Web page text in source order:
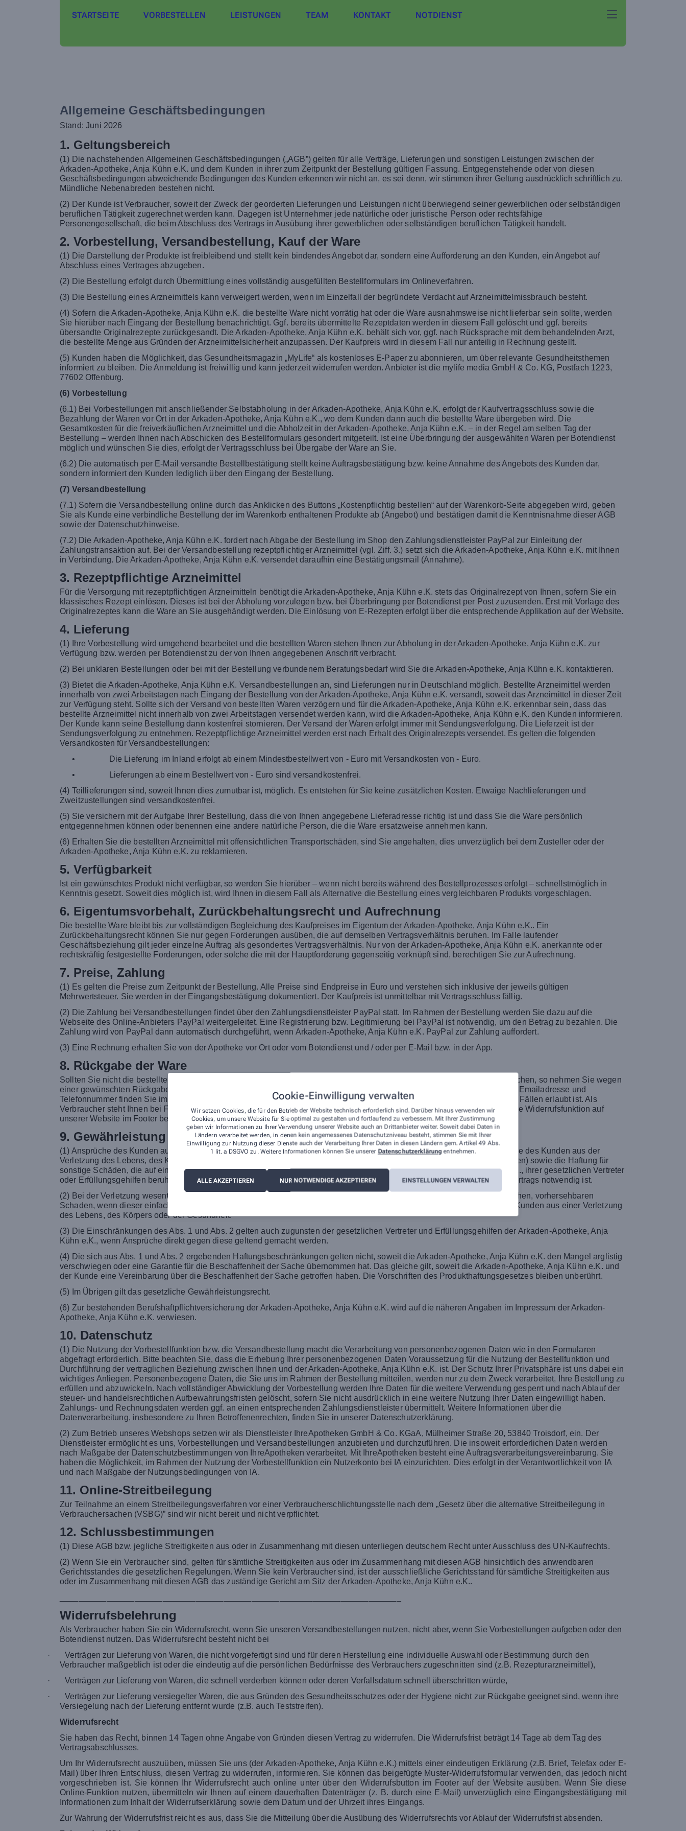
Cookie-Einwilligung verwalten
Wir setzen Cookies, die für den Betrieb der Website technisch erforderlich sind. Darüber hinaus verwenden wir
Cookies, um unsere Website für Sie optimal zu gestalten und fortlaufend zu verbessern. Mit Ihrer Zustimmung
geben wir Informationen zu Ihrer Verwendung unserer Website auch an Drittanbieter weiter. Soweit dabei Daten in
Ländern verarbeitet werden, in denen kein angemessenes Datenschutzniveau besteht, stimmen Sie mit Ihrer
Einwilligung zur Nutzung dieser Dienste auch der Verarbeitung Ihrer Daten in diesen Ländern gem. Artikel 49 Abs.
1 lit. a DSGVO zu. Weitere Informationen können Sie unserer Datenschutzerklärungentnehmen.
ALLE AKZEPTIEREN NUR NOTWENDIGE AKZEPTIEREN EINSTELLUNGEN VERWALTEN
STARTSEITE VORBESTELLEN LEISTUNGEN TEAM KONTAKT NOTDIENST
Allgemeine Geschäftsbedingungen
Stand: Juni 2026
1. Geltungsbereich
(1) Die nachstehenden Allgemeinen Geschäftsbedingungen („AGB”) gelten für alle Verträge, Lieferungen und sonstigen Leistungen zwischen der
Arkaden-Apotheke, Anja Kühn e.K. und dem Kunden in ihrer zum Zeitpunkt der Bestellung gültigen Fassung. Entgegenstehende oder von diesen
Geschäftsbedingungen abweichende Bedingungen des Kunden erkennen wir nicht an, es sei denn, wir stimmen ihrer Geltung ausdrücklich schriftlich zu.
Mündliche Nebenabreden bestehen nicht.
(2) Der Kunde ist Verbraucher, soweit der Zweck der georderten Lieferungen und Leistungen nicht überwiegend seiner gewerblichen oder selbständigen
beruflichen Tätigkeit zugerechnet werden kann. Dagegen ist Unternehmer jede natürliche oder juristische Person oder rechtsfähige
Personengesellschaft, die beim Abschluss des Vertrags in Ausübung ihrer gewerblichen oder selbständigen beruflichen Tätigkeit handelt.
2. Vorbestellung, Versandbestellung, Kauf der Ware
(1) Die Darstellung der Produkte ist freibleibend und stellt kein bindendes Angebot dar, sondern eine Aufforderung an den Kunden, ein Angebot auf
Abschluss eines Vertrages abzugeben.
(2) Die Bestellung erfolgt durch Übermittlung eines vollständig ausgefüllten Bestellformulars im Onlineverfahren.
(3) Die Bestellung eines Arzneimittels kann verweigert werden, wenn im Einzelfall der begründete Verdacht auf Arzneimittelmissbrauch besteht.
(4) Sofern die Arkaden-Apotheke, Anja Kühn e.K. die bestellte Ware nicht vorrätig hat oder die Ware ausnahmsweise nicht lieferbar sein sollte, werden
Sie hierüber nach Eingang der Bestellung benachrichtigt. Ggf. bereits übermittelte Rezeptdaten werden in diesem Fall gelöscht und ggf. bereits
übersandte Originalrezepte zurückgesandt. Die Arkaden-Apotheke, Anja Kühn e.K. behält sich vor, ggf. nach Rücksprache mit dem behandelnden Arzt,
die bestellte Menge aus Gründen der Arzneimittelsicherheit anzupassen. Der Kaufpreis wird in diesem Fall nur anteilig in Rechnung gestellt.
(5) Kunden haben die Möglichkeit, das Gesundheitsmagazin „MyLife“ als kostenloses E-Paper zu abonnieren, um über relevante Gesundheitsthemen
informiert zu bleiben. Die Anmeldung ist freiwillig und kann jederzeit widerrufen werden. Anbieter ist die mylife media GmbH & Co. KG, Postfach 1223,
77602 Offenburg.
(6) Vorbestellung
(6.1) Bei Vorbestellungen mit anschließender Selbstabholung in der Arkaden-Apotheke, Anja Kühn e.K. erfolgt der Kaufvertragsschluss sowie die
Bezahlung der Waren vor Ort in der Arkaden-Apotheke, Anja Kühn e.K., wo dem Kunden dann auch die bestellte Ware übergeben wird. Die
Gesamtkosten für die freiverkäuflichen Arzneimittel und die Abholzeit in der Arkaden-Apotheke, Anja Kühn e.K. – in der Regel am selben Tag der
Bestellung – werden Ihnen nach Abschicken des Bestellformulars gesondert mitgeteilt. Ist eine Überbringung der ausgewählten Waren per Botendienst
möglich und wünschen Sie dies, erfolgt der Vertragsschluss bei Übergabe der Ware an Sie.
(6.2) Die automatisch per E-Mail versandte Bestellbestätigung stellt keine Auftragsbestätigung bzw. keine Annahme des Angebots des Kunden dar,
sondern informiert den Kunden lediglich über den Eingang der Bestellung.
(7) Versandbestellung
(7.1) Sofern die Versandbestellung online durch das Anklicken des Buttons „Kostenpflichtig bestellen“ auf der Warenkorb-Seite abgegeben wird, geben
Sie als Kunde eine verbindliche Bestellung der im Warenkorb enthaltenen Produkte ab (Angebot) und bestätigen damit die Kenntnisnahme dieser AGB
sowie der Datenschutzhinweise.
(7.2) Die Arkaden-Apotheke, Anja Kühn e.K. fordert nach Abgabe der Bestellung im Shop den Zahlungsdienstleister PayPal zur Einleitung der
Zahlungstransaktion auf. Bei der Versandbestellung rezeptpflichtiger Arzneimittel (vgl. Ziff. 3.) setzt sich die Arkaden-Apotheke, Anja Kühn e.K. mit Ihnen
in Verbindung. Die Arkaden-Apotheke, Anja Kühn e.K. versendet daraufhin eine Bestätigungsmail (Annahme).
3. Rezeptpflichtige Arzneimittel
Für die Versorgung mit rezeptpflichtigen Arzneimitteln benötigt die Arkaden-Apotheke, Anja Kühn e.K. stets das Originalrezept von Ihnen, sofern Sie ein
klassisches Rezept einlösen. Dieses ist bei der Abholung vorzulegen bzw. bei Überbringung per Botendienst per Post zuzusenden. Erst mit Vorlage des
Originalrezeptes kann die Ware an Sie ausgehändigt werden. Die Einlösung von E-Rezepten erfolgt über die entsprechende Applikation auf der Website.
4. Lieferung
(1) Ihre Vorbestellung wird umgehend bearbeitet und die bestellten Waren stehen Ihnen zur Abholung in der Arkaden-Apotheke, Anja Kühn e.K. zur
Verfügung bzw. werden per Botendienst zu der von Ihnen angegebenen Anschrift verbracht.
(2) Bei unklaren Bestellungen oder bei mit der Bestellung verbundenem Beratungsbedarf wird Sie die Arkaden-Apotheke, Anja Kühn e.K. kontaktieren.
(3) Bietet die Arkaden-Apotheke, Anja Kühn e.K. Versandbestellungen an, sind Lieferungen nur in Deutschland möglich. Bestellte Arzneimittel werden
innerhalb von zwei Arbeitstagen nach Eingang der Bestellung von der Arkaden-Apotheke, Anja Kühn e.K. versandt, soweit das Arzneimittel in dieser Zeit
zur Verfügung steht. Sollte sich der Versand von bestellten Waren verzögern und für die Arkaden-Apotheke, Anja Kühn e.K. erkennbar sein, dass das
bestellte Arzneimittel nicht innerhalb von zwei Arbeitstagen versendet werden kann, wird die Arkaden-Apotheke, Anja Kühn e.K. den Kunden informieren.
Der Kunde kann seine Bestellung dann kostenfrei stornieren. Der Versand der Waren erfolgt immer mit Sendungsverfolgung. Die Lieferzeit ist der
Sendungsverfolgung zu entnehmen. Rezeptpflichtige Arzneimittel werden erst nach Erhalt des Originalrezepts versendet. Es gelten die folgenden
Versandkosten für Versandbestellungen:
•
Die Lieferung im Inland erfolgt ab einem Mindestbestellwert von - Euro mit Versandkosten von - Euro.
•
Lieferungen ab einem Bestellwert von - Euro sind versandkostenfrei.
(4) Teillieferungen sind, soweit Ihnen dies zumutbar ist, möglich. Es entstehen für Sie keine zusätzlichen Kosten. Etwaige Nachlieferungen und
Zweitzustellungen sind versandkostenfrei.
(5) Sie versichern mit der Aufgabe Ihrer Bestellung, dass die von Ihnen angegebene Lieferadresse richtig ist und dass Sie die Ware persönlich
entgegennehmen können oder benennen eine andere natürliche Person, die die Ware ersatzweise annehmen kann.
(6) Erhalten Sie die bestellten Arzneimittel mit offensichtlichen Transportschäden, sind Sie angehalten, dies unverzüglich bei dem Zusteller oder der
Arkaden-Apotheke, Anja Kühn e.K. zu reklamieren.
5. Verfügbarkeit
Ist ein gewünschtes Produkt nicht verfügbar, so werden Sie hierüber – wenn nicht bereits während des Bestellprozesses erfolgt – schnellstmöglich in
Kenntnis gesetzt. Soweit dies möglich ist, wird Ihnen in diesem Fall als Alternative die Bestellung eines vergleichbaren Produkts vorgeschlagen.
6. Eigentumsvorbehalt, Zurückbehaltungsrecht und Aufrechnung
Die bestellte Ware bleibt bis zur vollständigen Begleichung des Kaufpreises im Eigentum der Arkaden-Apotheke, Anja Kühn e.K.. Ein
Zurückbehaltungsrecht können Sie nur gegen Forderungen ausüben, die auf demselben Vertragsverhältnis beruhen. Im Falle laufender
Geschäftsbeziehung gilt jeder einzelne Auftrag als gesondertes Vertragsverhältnis. Nur von der Arkaden-Apotheke, Anja Kühn e.K. anerkannte oder
rechtskräftig festgestellte Forderungen, oder solche die mit der Hauptforderung gegenseitig verknüpft sind, berechtigen Sie zur Aufrechnung.
7. Preise, Zahlung
(1) Es gelten die Preise zum Zeitpunkt der Bestellung. Alle Preise sind Endpreise in Euro und verstehen sich inklusive der jeweils gültigen
Mehrwertsteuer. Sie werden in der Eingangsbestätigung dokumentiert. Der Kaufpreis ist unmittelbar mit Vertragsschluss fällig.
(2) Die Zahlung bei Versandbestellungen findet über den Zahlungsdienstleister PayPal statt. Im Rahmen der Bestellung werden Sie dazu auf die
Webseite des Online-Anbieters PayPal weitergeleitet. Eine Registrierung bzw. Legitimierung bei PayPal ist notwendig, um den Betrag zu bezahlen. Die
Zahlung wird von PayPal dann automatisch durchgeführt, wenn Arkaden-Apotheke, Anja Kühn e.K. PayPal zur Zahlung auffordert.
(3) Eine Rechnung erhalten Sie von der Apotheke vor Ort oder vom Botendienst und / oder per E-Mail bzw. in der App.
8. Rückgabe der Ware
Sollten Sie nicht die bestellte Ware erhalten haben oder die Ware nicht den vertraglich zugesicherten Eigenschaften entsprechen, so nehmen Sie wegen
einer gewünschten Rückgabe Ihrerseits bitte direkt mit der Arkaden-Apotheke, Anja Kühn e.K. Kontakt auf. Die Kontakt- bzw. Emailadresse und
Telefonnummer finden Sie im Impressum. Bitte beachten Sie, dass eine Rücknahme aus gesetzlichen Gründen nicht in allen Fällen erlaubt ist. Als
Verbraucher steht Ihnen bei Fernabsatzverträgen ggf. ein Widerrufsrecht zu (siehe unten). Wir stellen Ihnen eine elektronische Widerrufsfunktion auf
unserer Website im Footer bereit.
9. Gewährleistung
(1) Ansprüche des Kunden auf Schadensersatz sind ausgeschlossen. Hiervon ausgenommen sind Schadensersatzansprüche des Kunden aus der
Verletzung des Lebens, des Körpers, der Gesundheit oder aus der Verletzung wesentlicher Vertragspflichten (Kardinalpflichten) sowie die Haftung für
sonstige Schäden, die auf einer vorsätzlichen oder grob fahrlässigen Pflichtverletzung der Arkaden-Apotheke, Anja Kühn e.K., ihrer gesetzlichen Vertreter
oder Erfüllungsgehilfen beruhen. Wesentliche Vertragspflichten sind solche, deren Erfüllung zur Erreichung des Ziels des Vertrags notwendig ist.
(2) Bei der Verletzung wesentlicher Vertragspflichten haftet die Arkaden-Apotheke, Anja Kühn e.K. nur auf den vertragstypischen, vorhersehbaren
Schaden, wenn dieser einfach fahrlässig verursacht wurde, es sei denn, es handelt sich um Schadensersatzansprüche des Kunden aus einer Verletzung
des Lebens, des Körpers oder der Gesundheit.
(3) Die Einschränkungen des Abs. 1 und Abs. 2 gelten auch zugunsten der gesetzlichen Vertreter und Erfüllungsgehilfen der Arkaden-Apotheke, Anja
Kühn e.K., wenn Ansprüche direkt gegen diese geltend gemacht werden.
(4) Die sich aus Abs. 1 und Abs. 2 ergebenden Haftungsbeschränkungen gelten nicht, soweit die Arkaden-Apotheke, Anja Kühn e.K. den Mangel arglistig
verschwiegen oder eine Garantie für die Beschaffenheit der Sache übernommen hat. Das gleiche gilt, soweit die Arkaden-Apotheke, Anja Kühn e.K. und
der Kunde eine Vereinbarung über die Beschaffenheit der Sache getroffen haben. Die Vorschriften des Produkthaftungsgesetzes bleiben unberührt.
(5) Im Übrigen gilt das gesetzliche Gewährleistungsrecht.
(6) Zur bestehenden Berufshaftpflichtversicherung der Arkaden-Apotheke, Anja Kühn e.K. wird auf die näheren Angaben im Impressum der Arkaden-
Apotheke, Anja Kühn e.K. verwiesen.
10. Datenschutz
(1) Die Nutzung der Vorbestellfunktion bzw. die Versandbestellung macht die Verarbeitung von personenbezogenen Daten wie in den Formularen
abgefragt erforderlich. Bitte beachten Sie, dass die Erhebung Ihrer personenbezogenen Daten Voraussetzung für die Nutzung der Bestellfunktion und
Durchführung der vertraglichen Beziehung zwischen Ihnen und der Arkaden-Apotheke, Anja Kühn e.K. ist. Der Schutz Ihrer Privatsphäre ist uns dabei ein
wichtiges Anliegen. Personenbezogene Daten, die Sie uns im Rahmen der Bestellung mitteilen, werden nur zu dem Zweck verarbeitet, Ihre Bestellung zu
erfüllen und abzuwickeln. Nach vollständiger Abwicklung der Vorbestellung werden Ihre Daten für die weitere Verwendung gesperrt und nach Ablauf der
steuer- und handelsrechtlichen Aufbewahrungsfristen gelöscht, sofern Sie nicht ausdrücklich in eine weitere Nutzung Ihrer Daten eingewilligt haben.
Zahlungs- und Rechnungsdaten werden ggf. an einen entsprechenden Zahlungsdienstleister übermittelt. Weitere Informationen über die
Datenverarbeitung, insbesondere zu Ihren Betroffenenrechten, finden Sie in unserer Datenschutzerklärung.
(2) Zum Betrieb unseres Webshops setzen wir als Dienstleister IhreApotheken GmbH & Co. KGaA, Mülheimer Straße 20, 53840 Troisdorf, ein. Der
Dienstleister ermöglicht es uns, Vorbestellungen und Versandbestellungen anzubieten und durchzuführen. Die insoweit erforderlichen Daten werden
nach Maßgabe der Datenschutzbestimmungen von IhreApotheken verarbeitet. Mit IhreApotheken besteht eine Auftragsverarbeitungsvereinbarung. Sie
haben die Möglichkeit, im Rahmen der Nutzung der Vorbestellfunktion ein Nutzerkonto bei IA einzurichten. Dies erfolgt in der Verantwortlichkeit von IA
und nach Maßgabe der Nutzungsbedingungen von IA.
11. Online-Streitbeilegung
Zur Teilnahme an einem Streitbeilegungsverfahren vor einer Verbraucherschlichtungsstelle nach dem „Gesetz über die alternative Streitbeilegung in
Verbrauchersachen (VSBG)” sind wir nicht bereit und nicht verpflichtet.
12. Schlussbestimmungen
(1) Diese AGB bzw. jegliche Streitigkeiten aus oder in Zusammenhang mit diesen unterliegen deutschem Recht unter Ausschluss des UN-Kaufrechts.
(2) Wenn Sie ein Verbraucher sind, gelten für sämtliche Streitigkeiten aus oder im Zusammenhang mit diesen AGB hinsichtlich des anwendbaren
Gerichtsstandes die gesetzlichen Regelungen. Wenn Sie kein Verbraucher sind, ist der ausschließliche Gerichtsstand für sämtliche Streitigkeiten aus
oder im Zusammenhang mit diesen AGB das zuständige Gericht am Sitz der Arkaden-Apotheke, Anja Kühn e.K..
Widerrufsbelehrung
Als Verbraucher haben Sie ein Widerrufsrecht, wenn Sie unseren Versandbestellungen nutzen, nicht aber, wenn Sie Vorbestellungen aufgeben oder den
Botendienst nutzen. Das Widerrufsrecht besteht nicht bei
·
Verträgen zur Lieferung von Waren, die nicht vorgefertigt sind und für deren Herstellung eine individuelle Auswahl oder Bestimmung durch den
Verbraucher maßgeblich ist oder die eindeutig auf die persönlichen Bedürfnisse des Verbrauchers zugeschnitten sind (z.B. Rezepturarzneimittel),
·
Verträgen zur Lieferung von Waren, die schnell verderben können oder deren Verfallsdatum schnell überschritten würde,
·
Verträgen zur Lieferung versiegelter Waren, die aus Gründen des Gesundheitsschutzes oder der Hygiene nicht zur Rückgabe geeignet sind, wenn ihre
Versiegelung nach der Lieferung entfernt wurde (z.B. auch Teststreifen).
Widerrufsrecht
Sie haben das Recht, binnen 14 Tagen ohne Angabe von Gründen diesen Vertrag zu widerrufen. Die Widerrufsfrist beträgt 14 Tage ab dem Tag des
Vertragsabschlusses.
Um Ihr Widerrufsrecht auszuüben, müssen Sie uns (der Arkaden-Apotheke, Anja Kühn e.K.) mittels einer eindeutigen Erklärung (z.B. Brief, Telefax oder E-
Mail) über Ihren Entschluss, diesen Vertrag zu widerrufen, informieren. Sie können das beigefügte Muster-Widerrufsformular verwenden, das jedoch nicht
vorgeschrieben ist. Sie können Ihr Widerrufsrecht auch online unter über den Widerrufsbutton im Footer auf der Website ausüben. Wenn Sie diese
Online-Funktion nutzen, übermitteln wir Ihnen auf einem dauerhaften Datenträger (z. B. durch eine E-Mail) unverzüglich eine Eingangsbestätigung mit
Informationen zum Inhalt der Widerrufserklärung sowie dem Datum und der Uhrzeit ihres Eingangs.
Zur Wahrung der Widerrufsfrist reicht es aus, dass Sie die Mitteilung über die Ausübung des Widerrufsrechts vor Ablauf der Widerrufsfrist absenden.